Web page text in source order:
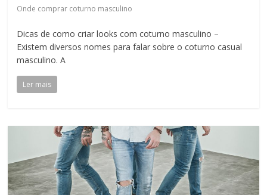
Onde comprar coturno masculino
Dicas de como criar looks com coturno masculino –
Existem diversos nomes para falar sobre o coturno casual
masculino. A
Ler mais